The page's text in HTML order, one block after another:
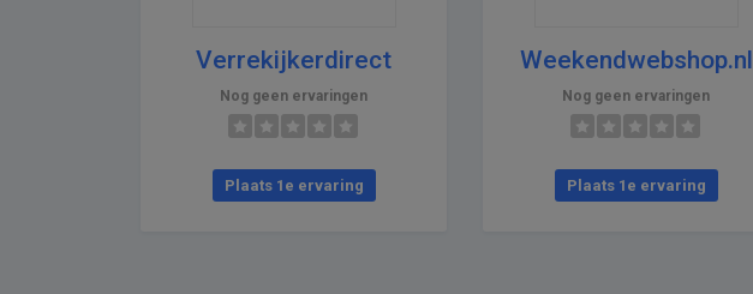
Verrekijkerdirect
Nog geen ervaringen
Plaats 1e ervaring
Weekendwebshop.nl
Nog geen ervaringen
Plaats 1e ervaring